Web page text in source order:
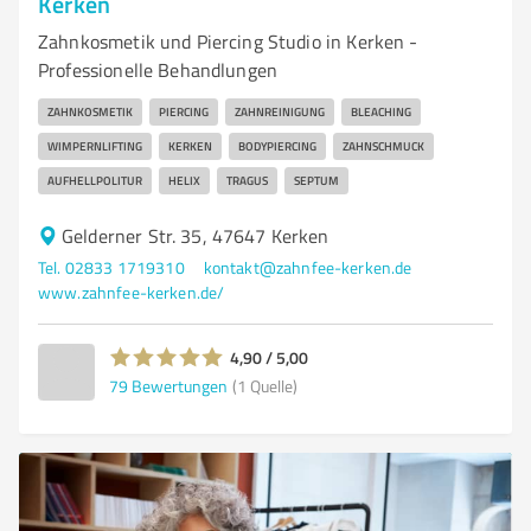
Zahnkosmetik und Piercing Studio in Kerken -
Professionelle Behandlungen
ZAHNKOSMETIK PIERCING ZAHNREINIGUNG BLEACHING
WIMPERNLIFTING KERKEN BODYPIERCING ZAHNSCHMUCK
AUFHELLPOLITUR HELIX TRAGUS SEPTUM
Gelderner Str. 35, 47647 Kerken
Tel. 02833 1719310
kontakt@zahnfee-kerken.de
www.zahnfee-kerken.de/
4,90 / 5,00
79 Bewertungen (1 Quelle)